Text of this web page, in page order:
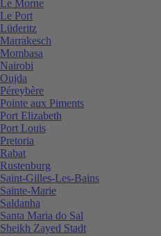
Le Morne
Le Port
Lüderitz
Marrakesch
Mombasa
Nairobi
Oujda
Péreybère
Pointe aux Piments
Port Elizabeth
Port Louis
Pretoria
Rabat
Rustenburg
Saint-Gilles-Les-Bains
Sainte-Marie
Saldanha
Santa Maria do Sal
Sheikh Zayed Stadt